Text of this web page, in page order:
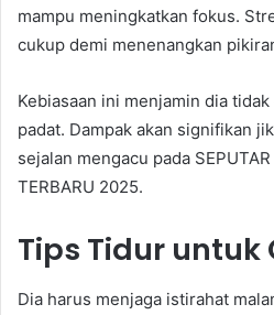
mampu meningkatkan fokus.
cukup demi menenangkan
Kebiasaan ini menjamin dia
padat. Dampak akan signifikan
sejalan mengacu pada SEPUTAR
TERBARU 2025.
Tips Tidur untuk
Dia harus menjaga istirahat